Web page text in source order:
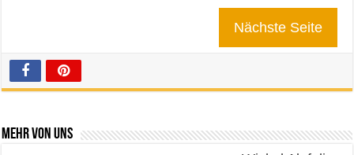
Nächste Seite
Mehr von uns